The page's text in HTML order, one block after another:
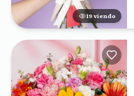
19 viendo